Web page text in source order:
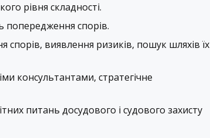
рівня складності.
попередження спорів.
виявлення ризиків, пошук шляхів їх
консультантами, стратегічне
питань досудового і судового захисту